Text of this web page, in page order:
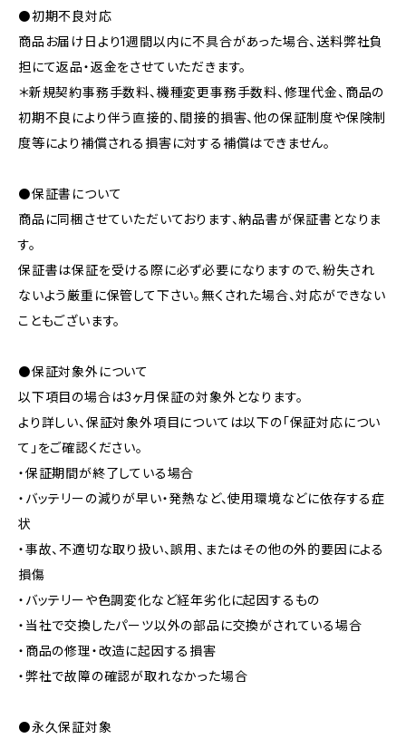
⚫️初期不良対応
商品お届け日より1週間以内に不具合があった場合、送料弊社負
担にて返品・返金をさせていただきます。
＊新規契約事務手数料、機種変更事務手数料、修理代金、商品の
初期不良により伴う直接的、間接的損害、他の保証制度や保険制
度等により補償される損害に対する補償はできません。
⚫️保証書について
商品に同梱させていただいております、納品書が保証書となりま
す。
保証書は保証を受ける際に必ず必要になりますので、紛失され
ないよう厳重に保管して下さい。無くされた場合、対応ができない
こともございます。
⚫️保証対象外について
以下項目の場合は3ヶ月保証の対象外となります。
より詳しい、保証対象外項目については以下の「保証対応につい
て」をご確認ください。
・保証期間が終了している場合
・バッテリーの減りが早い・発熱など、使用環境などに依存する症
状
・事故、不適切な取り扱い、誤用、またはその他の外的要因による
損傷
・バッテリーや色調変化など経年劣化に起因するもの
・当社で交換したパーツ以外の部品に交換がされている場合
・商品の修理・改造に起因する損害
・弊社で故障の確認が取れなかった場合
⚫️永久保証対象